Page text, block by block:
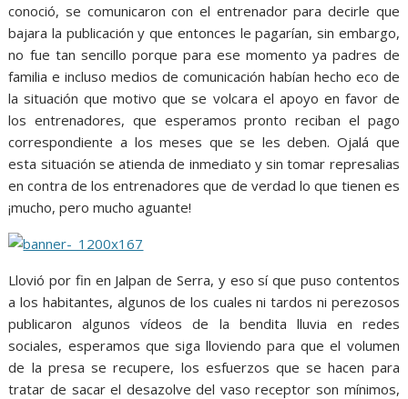
conoció, se comunicaron con el entrenador para decirle que
bajara la publicación y que entonces le pagarían, sin embargo,
no fue tan sencillo porque para ese momento ya padres de
familia e incluso medios de comunicación habían hecho eco de
la situación que motivo que se volcara el apoyo en favor de
los entrenadores, que esperamos pronto reciban el pago
correspondiente a los meses que se les deben. Ojalá que
esta situación se atienda de inmediato y sin tomar represalias
en contra de los entrenadores que de verdad lo que tienen es
¡mucho, pero mucho aguante!
Llovió por fin en Jalpan de Serra, y eso sí que puso contentos
a los habitantes, algunos de los cuales ni tardos ni perezosos
publicaron algunos vídeos de la bendita lluvia en redes
sociales, esperamos que siga lloviendo para que el volumen
de la presa se recupere, los esfuerzos que se hacen para
tratar de sacar el desazolve del vaso receptor son mínimos,